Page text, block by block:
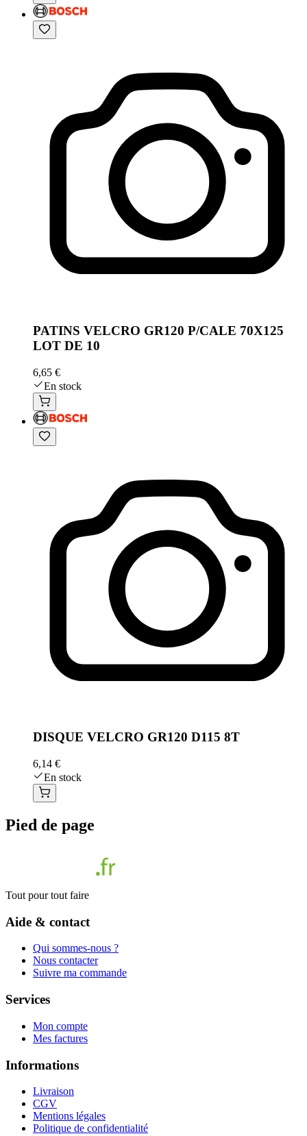
PATINS VELCRO GR120 P/CALE 70X125
LOT DE 10
6,65 €
En stock
DISQUE VELCRO GR120 D115 8T
6,14 €
En stock
Pied de page
Tout pour tout faire
Aide & contact
Qui sommes-nous ?
Nous contacter
Suivre ma commande
Services
Mon compte
Mes factures
Informations
Livraison
CGV
Mentions légales
Politique de confidentialité